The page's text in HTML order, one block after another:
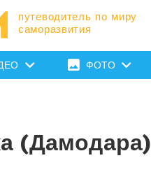
путеводитель по миру
саморазвития
ФОТО
(Дамодара)